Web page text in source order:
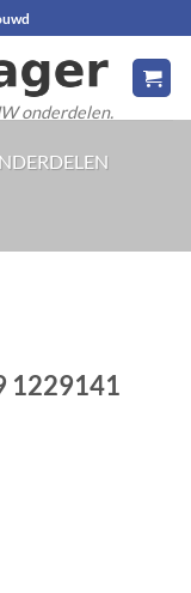
onderdelen.
1229141